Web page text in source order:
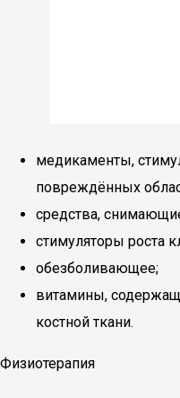
медикаменты,
повреждённых
средства,
стимуляторы роста
обезболивающее;
витамины,
костной ткани.
Физиотерапия